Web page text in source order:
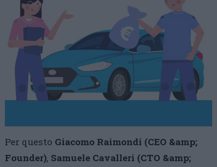
Per questo Giacomo Raimondi (CEO &amp;
Founder), Samuele Cavalleri (CTO &amp;